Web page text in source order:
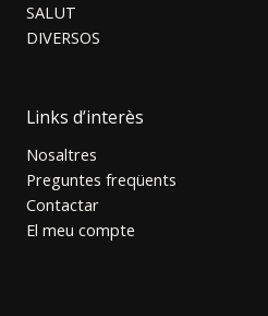
SALUT
DIVERSOS
Links d’interès
Nosaltres
Preguntes freqüents
Contactar
El meu compte